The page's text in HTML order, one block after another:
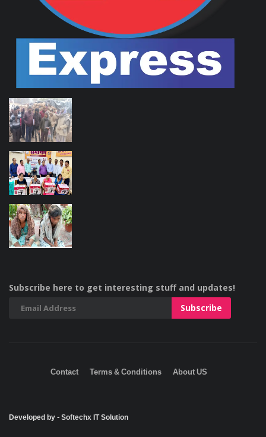
Subscribe here to get interesting stuff and updates!
Contact Terms & Conditions About US
Developed by - Softechx IT Solution